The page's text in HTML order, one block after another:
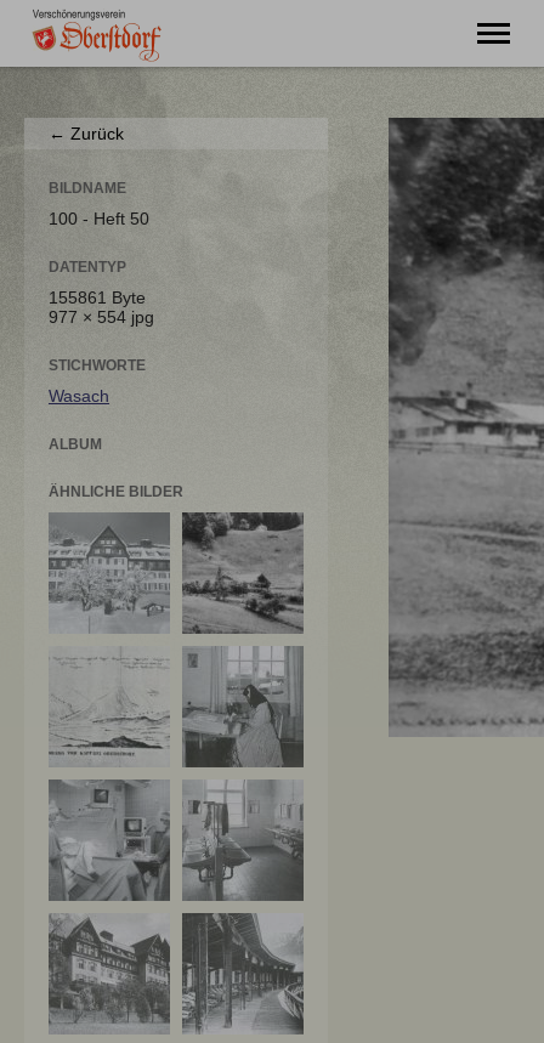
"Ming Huimat mueß de Kinde blibe!"
Verein
Chronik
Unser Oberstdorf
Flurnamen
Literatur
Kontakt
← Zurück
BILDNAME
100 - Heft 50
DATENTYP
155861 Byte
977 × 554 jpg
STICHWORTE
Wasach
ALBUM
ÄHNLICHE BILDER